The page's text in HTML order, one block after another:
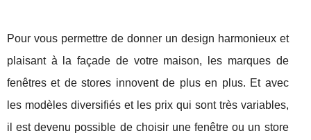
Pour vous permettre de donner un design harmonieux et
plaisant à la façade de votre maison, les marques de
fenêtres et de stores innovent de plus en plus. Et avec
les modèles diversifiés et les prix qui sont très variables,
il est devenu possible de choisir une fenêtre ou un store